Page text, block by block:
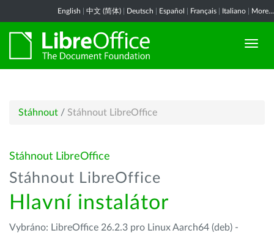
English 中文 (简体) Deutsch Español Français Italiano More...
Stáhnout / Stáhnout LibreOffice
Stáhnout LibreOffice
Stáhnout LibreOffice
Hlavní instalátor
Vybráno: LibreOffice 26.2.3 pro Linux Aarch64 (deb) -